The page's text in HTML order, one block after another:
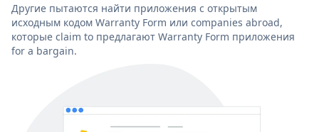
Другие пытаются найти приложения с открытым
исходным кодом Warranty Form или companies abroad,
которые claim to предлагают Warranty Form приложения
for a bargain.